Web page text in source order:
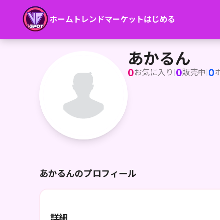
ホーム トレンドマーケットはじめる
あかるん
あかるん
0お気に入り |0販売中|0
あかるんのプロフィール